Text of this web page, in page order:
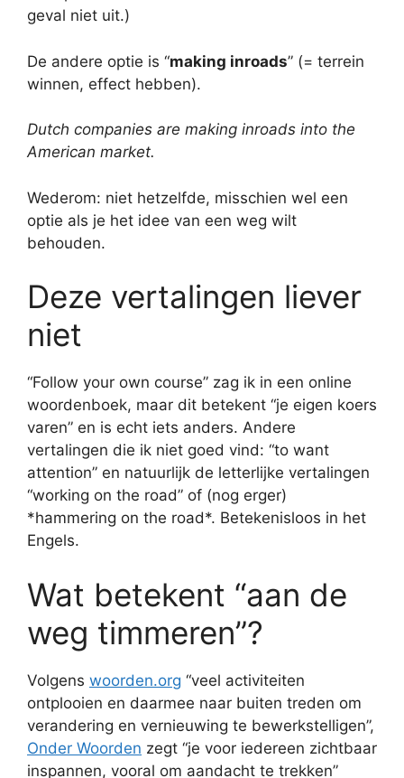
geval niet uit.)
De andere optie is “making inroads” (= terrein
winnen, effect hebben).
Dutch companies are making inroads into the
American market.
Wederom: niet hetzelfde, misschien wel een
optie als je het idee van een weg wilt
behouden.
Deze vertalingen liever
niet
“Follow your own course” zag ik in een online
woordenboek, maar dit betekent “je eigen koers
varen” en is echt iets anders. Andere
vertalingen die ik niet goed vind: “to want
attention” en natuurlijk de letterlijke vertalingen
“working on the road” of (nog erger)
*hammering on the road*. Betekenisloos in het
Engels.
Wat betekent “aan de
weg timmeren”?
Volgens woorden.org “veel activiteiten
ontplooien en daarmee naar buiten treden om
verandering en vernieuwing te bewerkstelligen”,
Onder Woorden zegt “je voor iedereen zichtbaar
inspannen, vooral om aandacht te trekken”